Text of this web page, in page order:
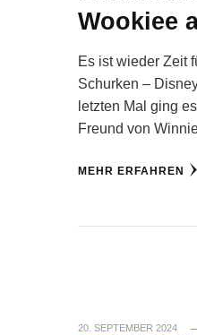
Wookiee
Es ist wieder Zeit
Schurken –
letzten Mal ging
Freund von
MEHR ERFAHREN
20. SEPTEMBER 2024